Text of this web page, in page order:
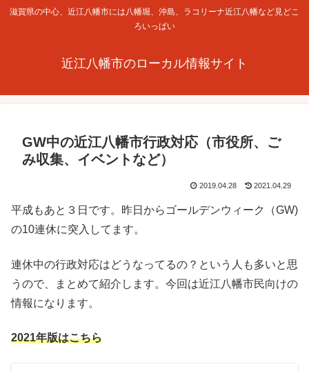
滋賀県の中心、近江八幡市には八幡堀、沖島、ラコリーナ近江八幡など見どこ
ろいっぱい
近江八幡市のローカル情報サイト
GW中の近江八幡市行政対応（市役所、ご
み収集、イベントなど）
2019.04.28 2021.04.29
平成もあと３日です。昨日からゴールデンウィーク（GW)
の10連休に突入してます。
連休中の行政対応はどうなってるの？という人も多いと思
うので、まとめて紹介します。今回は近江八幡市民向けの
情報になります。
2021年版はこちら